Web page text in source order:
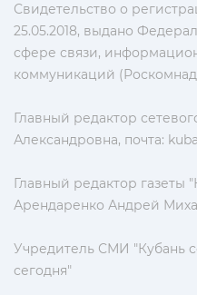
Свидетельство о
25.05.2018, выдано
сфере связи,
коммуникаций
Главный редактор
Александровна, почта:
Главный редактор газеты
Арендаренко Андрей
Учредитель СМИ "Кубань
сегодня"